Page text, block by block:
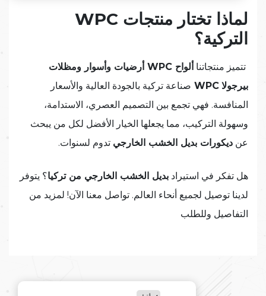
لماذا تختار منتجات WPC
التركية؟
تتميز منتجاتنا
ألواح WPC أرضيات وأسوار ومظلات
بيرجولا WPC صناعة تركية بالجودة العالية والأسعار
المنافسة. فهي تجمع بين التصميم العصري، الاستدامة،
وسهولة التركيب، مما يجعلها الخيار الأفضل لكل من يبحث
عن ديكورات بديل الخشب الخارجي تدوم لسنوات.
هل تفكر في استيراد بديل الخشب الخارجي من تركيا؟ يتوفر
لدينا توصيل لجميع أنحاء العالم. تواصل معنا الآن! لمزيد من
التفاصيل وللطلب